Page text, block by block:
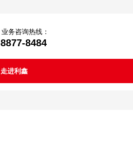
业务咨询热线：
8484
走进利鑫